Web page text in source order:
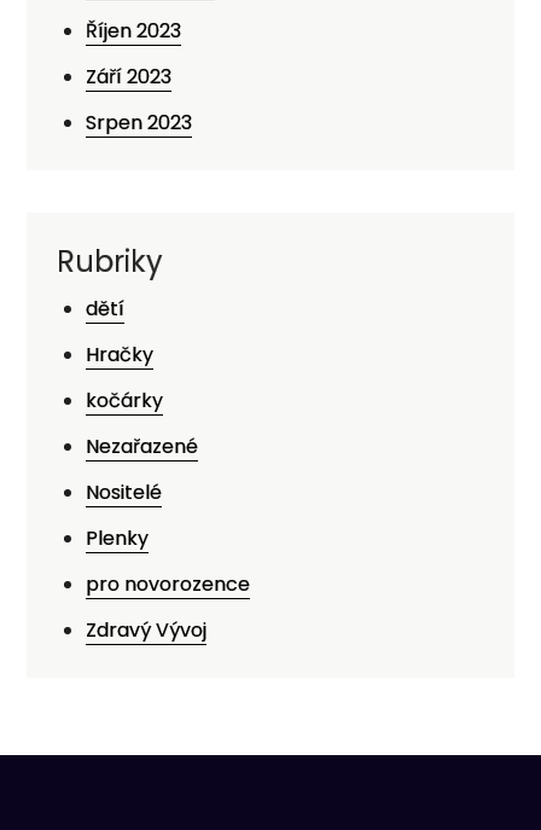
Říjen 2023
Září 2023
Srpen 2023
Rubriky
dětí
Hračky
kočárky
Nezařazené
Nositelé
Plenky
pro novorozence
Zdravý Vývoj